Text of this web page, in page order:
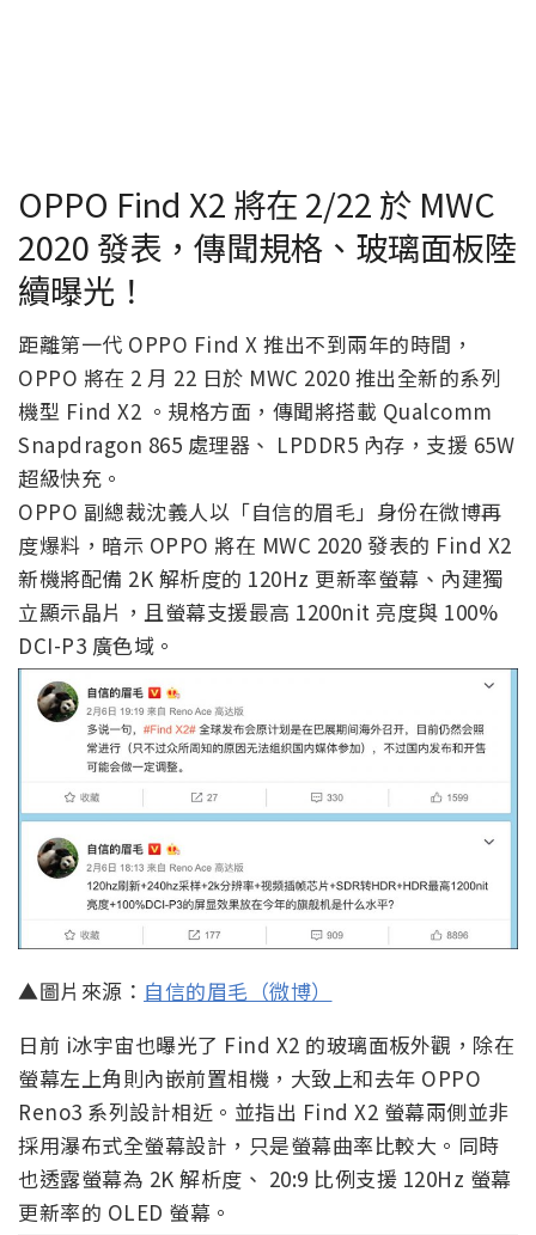
OPPO Find X2 將在 2/22 於 MWC
2020 發表，傳聞規格、玻璃面板陸
續曝光！
距離第一代 OPPO Find X 推出不到兩年的時間，
OPPO 將在 2 月 22 日於 MWC 2020 推出全新的系列
機型 Find X2 。規格方面，傳聞將搭載 Qualcomm
Snapdragon 865 處理器、 LPDDR5 內存，支援 65W
超級快充。
OPPO 副總裁沈義人以「自信的眉毛」身份在微博再
度爆料，暗示 OPPO 將在 MWC 2020 發表的 Find X2
新機將配備 2K 解析度的 120Hz 更新率螢幕、內建獨
立顯示晶片，且螢幕支援最高 1200nit 亮度與 100%
DCI-P3 廣色域。
▲圖片來源： 自信的眉毛（微博）
日前 i冰宇宙也曝光了 Find X2 的玻璃面板外觀，除在
螢幕左上角則內嵌前置相機，大致上和去年 OPPO
Reno3 系列設計相近。並指出 Find X2 螢幕兩側並非
採用瀑布式全螢幕設計，只是螢幕曲率比較大。同時
也透露螢幕為 2K 解析度、 20:9 比例支援 120Hz 螢幕
更新率的 OLED 螢幕。